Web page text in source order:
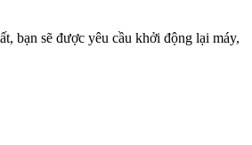
bạn sẽ được yêu cầu khởi động lại máy,